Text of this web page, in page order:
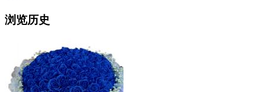
浏览历史